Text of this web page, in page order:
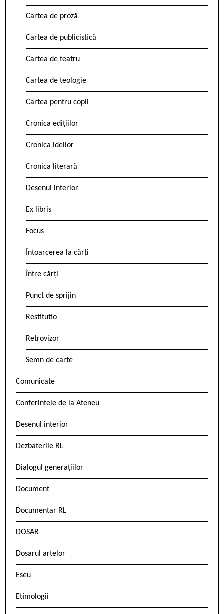
Cartea de proză
Cartea de publicistică
Cartea de teatru
Cartea de teologie
Cartea pentru copii
Cronica edițiilor
Cronica ideilor
Cronica literară
Desenul interior
Ex libris
Focus
Întoarcerea la cărți
Între cărți
Punct de sprijin
Restitutio
Retrovizor
Semn de carte
Comunicate
Conferintele de la Ateneu
Desenul interior
Dezbaterile RL
Dialogul generațiilor
Document
Documentar RL
DOSAR
Dosarul artelor
Eseu
Etimologii